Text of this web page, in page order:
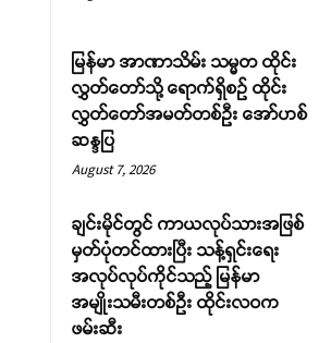
မြန်မာ အာဏာသိမ်း သမ္မတ ထိုင်း
လွှတ်တော်သို့ ရောက်ရှိစဉ် ထိုင်း
လွှတ်တော်အမတ်တစ်ဦး အော်ဟစ်
ဆန္ဒပြ
August 7, 2026
ချင်းမိုင်တွင် ကာယလုပ်သားအဖြစ်
မှတ်ပုံတင်ထားပြီး သန့်ရှင်းရေး
အလုပ်လုပ်ကိုင်သည့် မြန်မာ
အမျိုးသမီးတစ်ဦး ထိုင်းလဝက
ဖမ်းဆီး